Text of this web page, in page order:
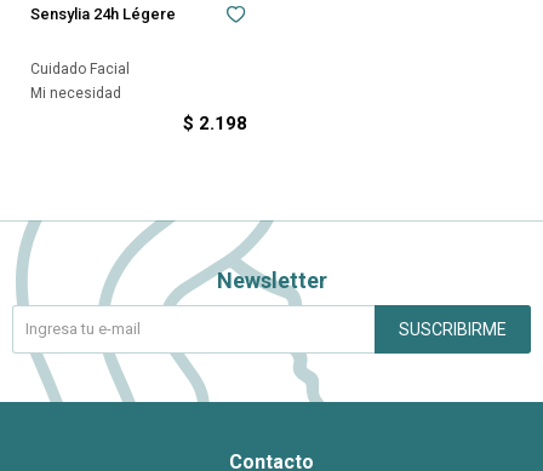
Sensylia 24h Légere
Cuidado Facial
Mi necesidad
$ 2.198
Contacto
Newsletter
SUSCRIBIRME